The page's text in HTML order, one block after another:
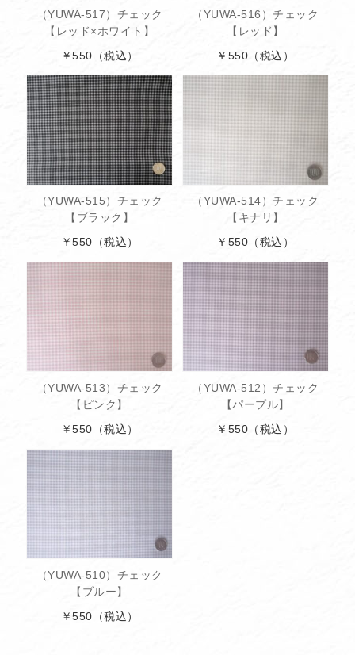
（YUWA-517）チェック
【レッド×ホワイト】
￥550 （税込）
（YUWA-516）チェック
【レッド】
￥550 （税込）
（YUWA-515）チェック
【ブラック】
￥550 （税込）
（YUWA-514）チェック
【キナリ】
￥550 （税込）
（YUWA-513）チェック
【ピンク】
￥550 （税込）
（YUWA-512）チェック
【パープル】
￥550 （税込）
（YUWA-510）チェック
【ブルー】
￥550 （税込）